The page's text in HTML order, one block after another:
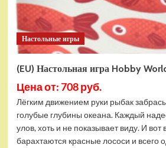
Настольные игры
(EU) Настольная игра Hobby
Цена от: 708 руб.
Лёгким движением руки рыбак
голубые глубины океана. Каждый
улов, хоть и не показывает виду. И вот
барахтаются красные лососи и всего